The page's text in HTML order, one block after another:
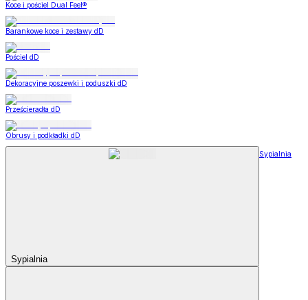
Koce i pościel Dual Feel®
Barankowe koce i zestawy dD
Pościel dD
Dekoracyjne poszewki i poduszki dD
Prześcieradła dD
Obrusy i podkładki dD
Sypialnia
Sypialnia